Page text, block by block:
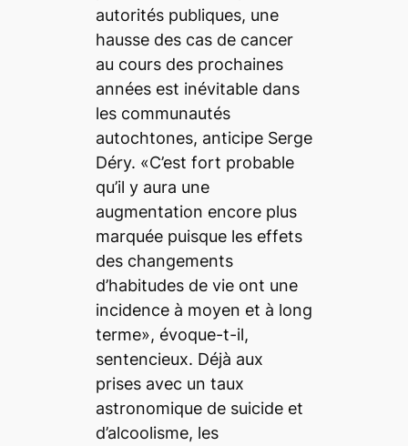
autorités publiques, une
hausse des cas de cancer
au cours des prochaines
années est inévitable dans
les communautés
autochtones, anticipe Serge
Déry. «C’est fort probable
qu’il y aura une
augmentation encore plus
marquée puisque les effets
des changements
d’habitudes de vie ont une
incidence à moyen et à long
terme», évoque-t-il,
sentencieux. Déjà aux
prises avec un taux
astronomique de suicide et
d’alcoolisme, les